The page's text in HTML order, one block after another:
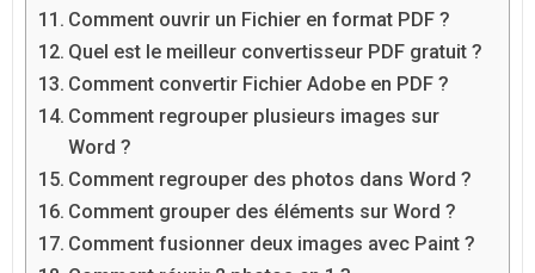
Comment ouvrir un Fichier en format PDF ?
Quel est le meilleur convertisseur PDF gratuit ?
Comment convertir Fichier Adobe en PDF ?
Comment regrouper plusieurs images sur
Word ?
Comment regrouper des photos dans Word ?
Comment grouper des éléments sur Word ?
Comment fusionner deux images avec Paint ?